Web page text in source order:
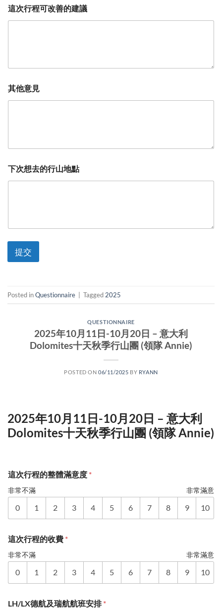
這次行程可改善的建議
其他意見
下次想去的行山地點
提交
Posted inQuestionnaire Tagged 2025
QUESTIONNAIRE
2025年10月11日-10月20日 – 意大利
Dolomites十天秋季行山團 (領隊 Annie)
POSTED ON 06/11/2025 BY RYANN
2025年10月11日-10月20日 – 意大利
Dolomites十天秋季行山團 (領隊 Annie)
這次行程的整體滿意度 *
非常不滿 非常滿意
0 1 2 3 4 5 6 7 8 9 10
這次行程的收費 *
非常不滿 非常滿意
0 1 2 3 4 5 6 7 8 9 10
LH/LX德航及瑞航航班安排*